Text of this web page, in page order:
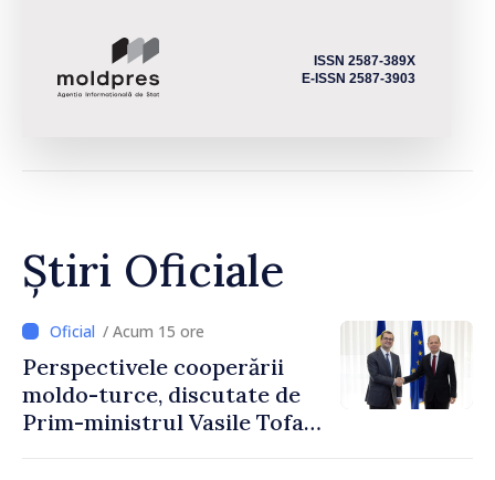
ISSN 2587-389X
E-ISSN 2587-3903
Știri Oficiale
/ Acum 15 ore
Perspectivele cooperării
moldo-turce, discutate de
Prim-ministrul Vasile Tofan